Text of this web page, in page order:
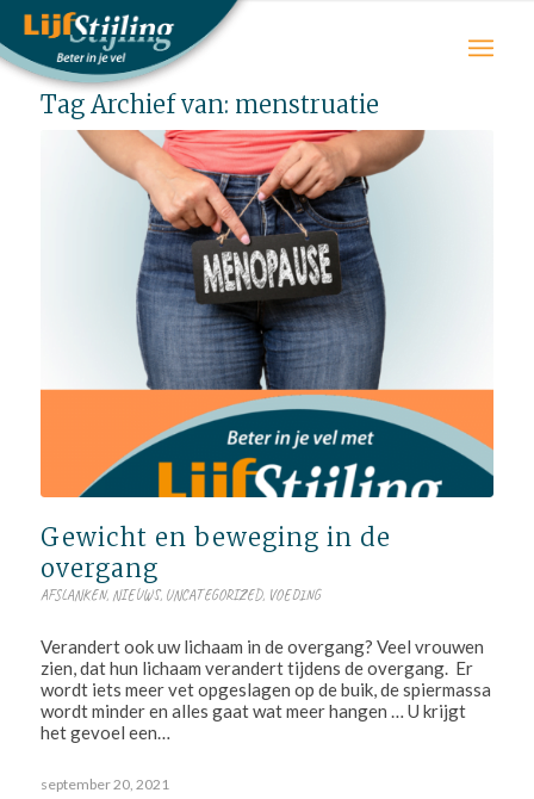
Tag Archief van: menstruatie
Gewicht en beweging in de
overgang
AFSLANKEN, NIEUWS, UNCATEGORIZED, VOEDING
Verandert ook uw lichaam in de overgang? Veel vrouwen
zien, dat hun lichaam verandert tijdens de overgang. Er
wordt iets meer vet opgeslagen op de buik, de spiermassa
wordt minder en alles gaat wat meer hangen … U krijgt
het gevoel een…
september 20, 2021